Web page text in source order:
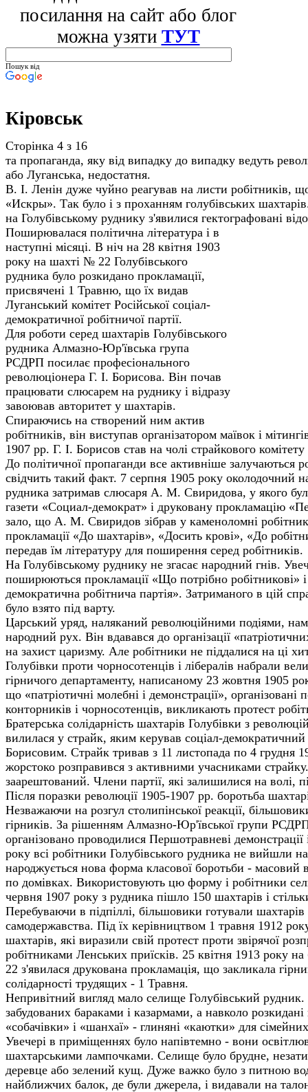
посилання на сайт або блог
можна узяти ТУТ
Пошук від
Кіровськ
Сторінка 4 з 16
та пропаганда, яку від випадку до випадку ведуть
або Луганська, недостатня.
В. І. Ленін дуже чуйно реагував на листи робітників,
«Искры». Так було і з проханням голубівських
на Голубівському руднику з'явилися гектографовані
Поширювалася політична література і в
наступні місяці. В ніч на 28 квітня 1903
року на шахті № 22 Голубівського
рудника було розкидано прокламації,
присвячені 1 Травню, що їх видав
Луганський комітет Російської соціал-
демократичної робітничої партії.
Для роботи серед шахтарів Голубівського
рудника Алмазно-Юр'ївська група
РСДРП посилає професіонального
революціонера Г. І. Борисова. Він почав
працювати слюсарем на руднику і відразу
завоював авторитет у шахтарів.
Спираючись на створений ним актив
робітників, він виступав організатором маївок і
1907 рр. Г. І. Борисов став на чолі страйкового
До політичної пропаганди все активніше залучаються
свідчить такий факт. 7 серпня 1905 року околодочний
рудника затримав слюсаря А. М. Свиридова, у якого
газети «Социал-демократ» і друковану прокламацію
зало, що А. М. Свиридов зібрав у каменоломні
прокламації «До шахтарів», «Досить крові», «До
передав їм літературу для поширення серед робітників.
На Голубівському руднику не згасає народний гнів.
поширюються прокламації «Що потрібно робітникові» і
демократична робітнича партія». Затриманого в цій
було взято під варту.
Царський уряд, наляканий революційними подіями,
народний рух. Він вдавався до організації
на захист царизму. Але робітники не піддалися на ці
Голубівки проти чорносотенців і лібералів набрали
гірничого департаменту, написаному 23 жовтня 1905
що «патріотичні молебні і демонстрації», організовані
конторників і чорносотенців, викликають протест
Братерська солідарність шахтарів Голубівки з
вилилася у страйк, яким керував соціал-демократичний
Борисовим. Страйк тривав з 11 листопада по 4 грудня
жорстоко розправився з активними учасниками
заарештований. Члени партії, які залишилися на волі,
Після поразки революції 1905-1907 рр. боротьба
Незважаючи на розгул столипінської реакції,
гірників. За рішенням Алмазно-Юр'ївської групи
організовано проводилися Першотравневі
року всі робітники Голубівського рудника не вийшли
народжується нова форма класової боротьби - масовий
по домівках. Використовують цю форму і робітники
червня 1907 року з рудника пішло 150 шахтарів і
Перебуваючи в підпіллі, більшовики готували
самодержавства. Під їх керівництвом 1 травня 1912
шахтарів, які виразили свій протест проти звірячої
робітниками Ленських приїсків. 25 квітня 1913 року
22 з'явилася друкована прокламація, що закликала
солідарності трудящих - 1 Травня.
Непривітний вигляд мало селище Голубівський рудник.
забудованих бараками і казармами, а навколо
«собачівки» і «шанхаї» - глиняні «каютки» для
Увечері в приміщеннях було напівтемно - вони
шахтарськими лампочками. Селище було брудне,
деревце або зелений кущ. Дуже важко було з питною
найближчих балок, де були джерела, і видавали на